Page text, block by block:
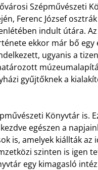
Szépművészeti
Ferenc József
indult útára.
ekkor már bő egy
ugyanis a
gyűjtőknek a
Könyvtár is.
egészen a
is, amelyek kiállták az
szinten is igen
egy kimagasló